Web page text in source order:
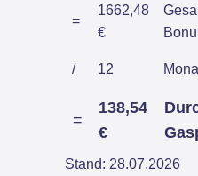
=
1662,48
€
/ 12
=
138,54
€
Stand: 28.07.2026